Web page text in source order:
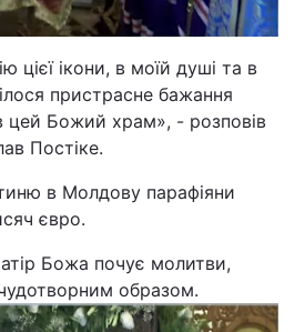
Вакансії
Фотобанк
Пресцентр
цієї ікони, в моїй душі та в
пристрасне бажання
цей Божий храм», - розповів
Постіке.
в Молдову парафіяни
євро.
Божа почує молитви,
чудотворним образом.